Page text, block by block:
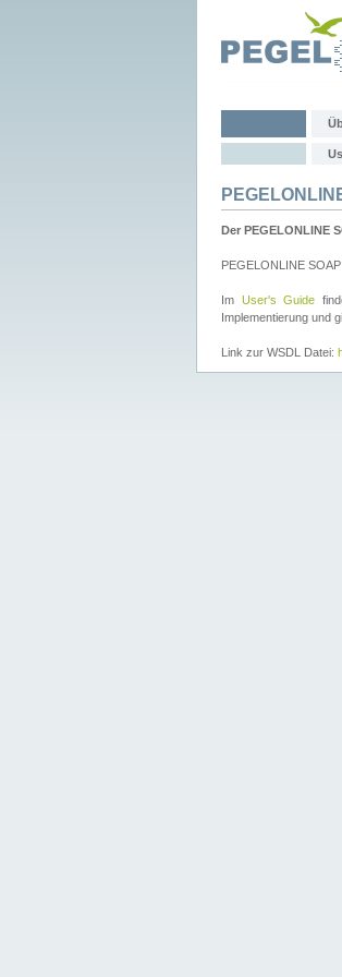
Der PEGELONLINE
PEGELONLINE
Im User's Guide
Implementierung und
Link zur WSDL Datei: